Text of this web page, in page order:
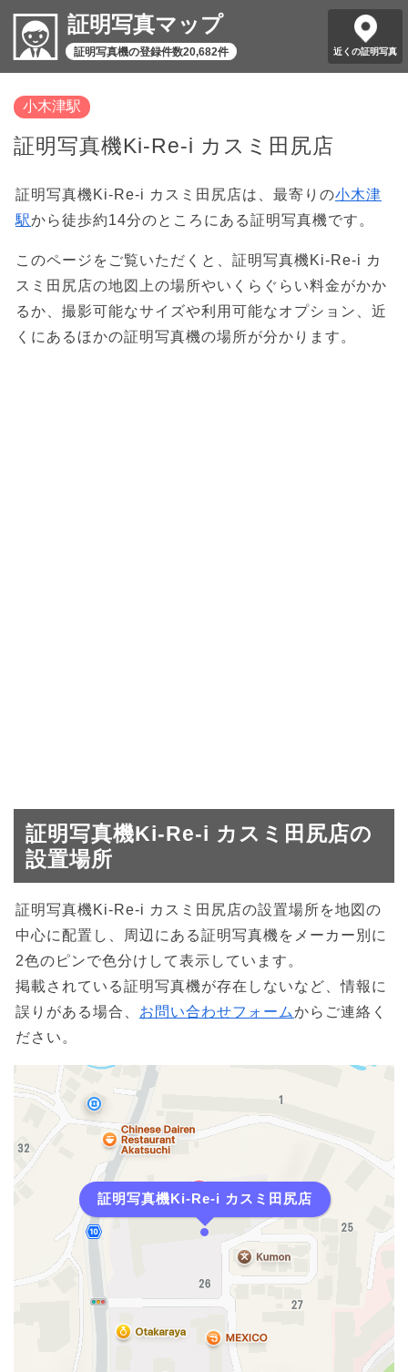
証明写真マップ
証明写真機の登録件数20,682件 近くの証明写真
小木津駅
証明写真機Ki-Re-i カスミ田尻店
証明写真機Ki-Re-i カスミ田尻店は、最寄りの小木津
駅から徒歩約14分のところにある証明写真機です。
このページをご覧いただくと、証明写真機Ki-Re-i カ
スミ田尻店の地図上の場所やいくらぐらい料金がかか
るか、撮影可能なサイズや利用可能なオプション、近
くにあるほかの証明写真機の場所が分かります。
証明写真機Ki-Re-i カスミ田尻店の
設置場所
証明写真機Ki-Re-i カスミ田尻店の設置場所を地図の
中心に配置し、周辺にある証明写真機をメーカー別に
2色のピンで色分けして表示しています。
掲載されている証明写真機が存在しないなど、情報に
誤りがある場合、 お問い合わせフォームからご連絡く
ださい。
証明写真機Ki-Re-i カスミ田尻店